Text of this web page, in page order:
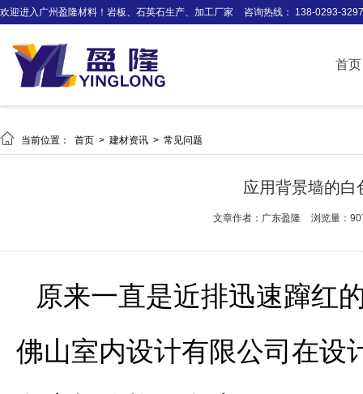
欢迎进入广州盈隆材料！岩板、石英石生产、加工厂家 咨询热线： 138-0293-3297
首页
 当前位置： 首页 > 建材资讯 > 常见问题
应用背景墙的白
文章作者：广东盈隆 浏览量：
原来一直是近排迅速蹿红
佛山室内设计有限公司在设